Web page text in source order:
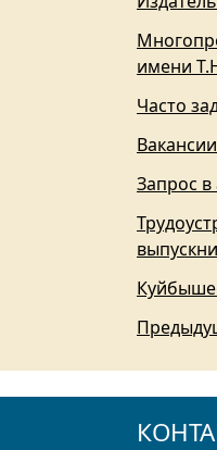
имени
Часто
Запрос